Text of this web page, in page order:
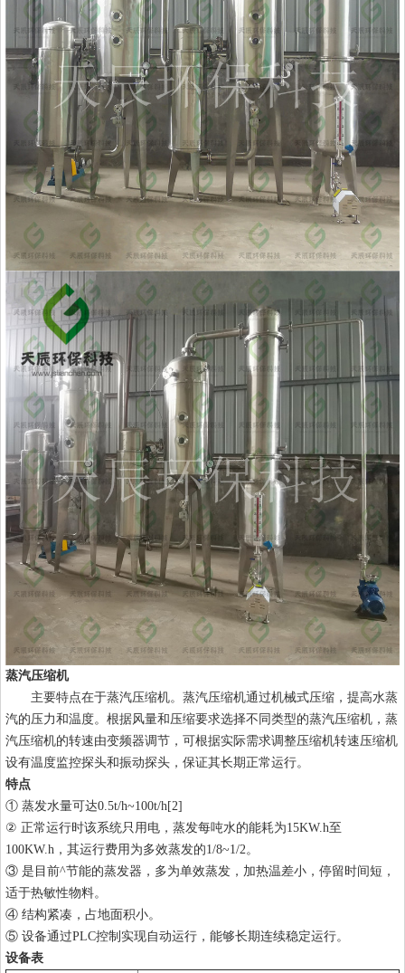
蒸汽压缩机
主要特点在于蒸汽压缩机。蒸汽压缩机通过机械式压缩，提高水蒸
汽的压力和温度。根据风量和压缩要求选择不同类型的蒸汽压缩机，蒸
汽压缩机的转速由变频器调节，可根据实际需求调整压缩机转速压缩机
设有温度监控探头和振动探头，保证其长期正常运行。
特点
① 蒸发水量可达0.5t/h~100t/h[2]
② 正常运行时该系统只用电，蒸发每吨水的能耗为15KW.h至
100KW.h，其运行费用为多效蒸发的1/8~1/2。
③ 是目前^节能的蒸发器，多为单效蒸发，加热温差小，停留时间短，
适于热敏性物料。
④ 结构紧凑，占地面积小。
⑤ 设备通过PLC控制实现自动运行，能够长期连续稳定运行。
设备表